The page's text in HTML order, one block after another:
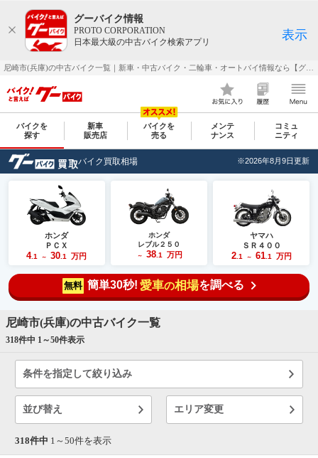
グーバイク情報
PROTO CORPORATION
日本最大級の中古バイク検索アプリ
表示
バイクを
探す
新車
販売店
バイクを
売る
メンテ
ナンス
コミュ
ニティ
バイク買取相場 ※2026年8月9日更新
ホンダ
ＰＣＸ
4.1 ～ 30 .1 万円
ホンダ
レブル２５０
～ 38.1 万円
ヤマハ
ＳＲ４００
2.1 ～ 61.1 万円
無料 簡単30秒! 愛車の相場を調べる
尼崎市(兵庫)の中古バイク一覧
318件中 1～50件表示
条件を指定して絞り込み
並び替え エリア変更
318件中 1～ 50件を表示